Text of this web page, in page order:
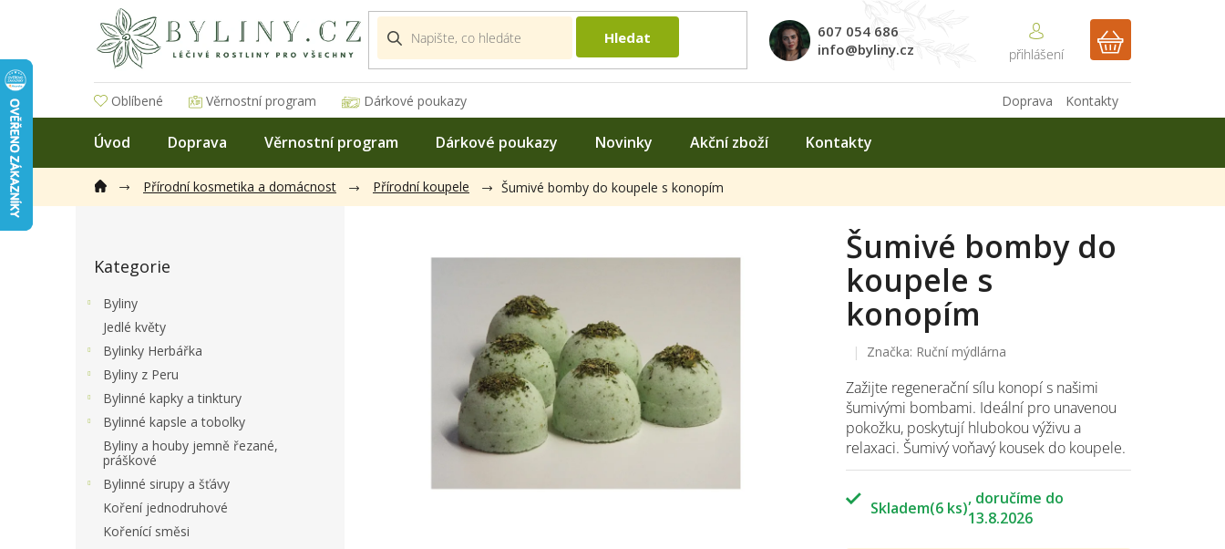
Hledat
607 054 686
info@byliny.cz
NÁKUPNÍ
Oblíbené Věrnostní program Dárkové poukazy Kontakty
Doprava
Úvod Doprava Věrnostní program Dárkové poukazy Novinky Akční zboží Kontakty
Přírodní kosmetika a domácnost Přírodní koupele Šumivé bomby do koupele s konopím
kategorie
Kategorie
Byliny
Jedlé květy
Bylinky Herbářka
Byliny z Peru
Bylinné kapky a tinktury
Bylinné kapsle a tobolky
Byliny a houby jemně řezané,
práškové
Bylinné sirupy a šťávy
Koření jednodruhové
Kořenící směsi
Skladem(6 ks)13.8.2026
Zažijte regenerační sílu konopí s našimi
šumivými bombami. Ideální pro unavenou
pokožku, poskytují hlubokou výživu a
relaxaci. Šumivý voňavý kousek do koupele.
Šumivé bomby do
koupele s
konopím
Značka: Ruční mýdlárna